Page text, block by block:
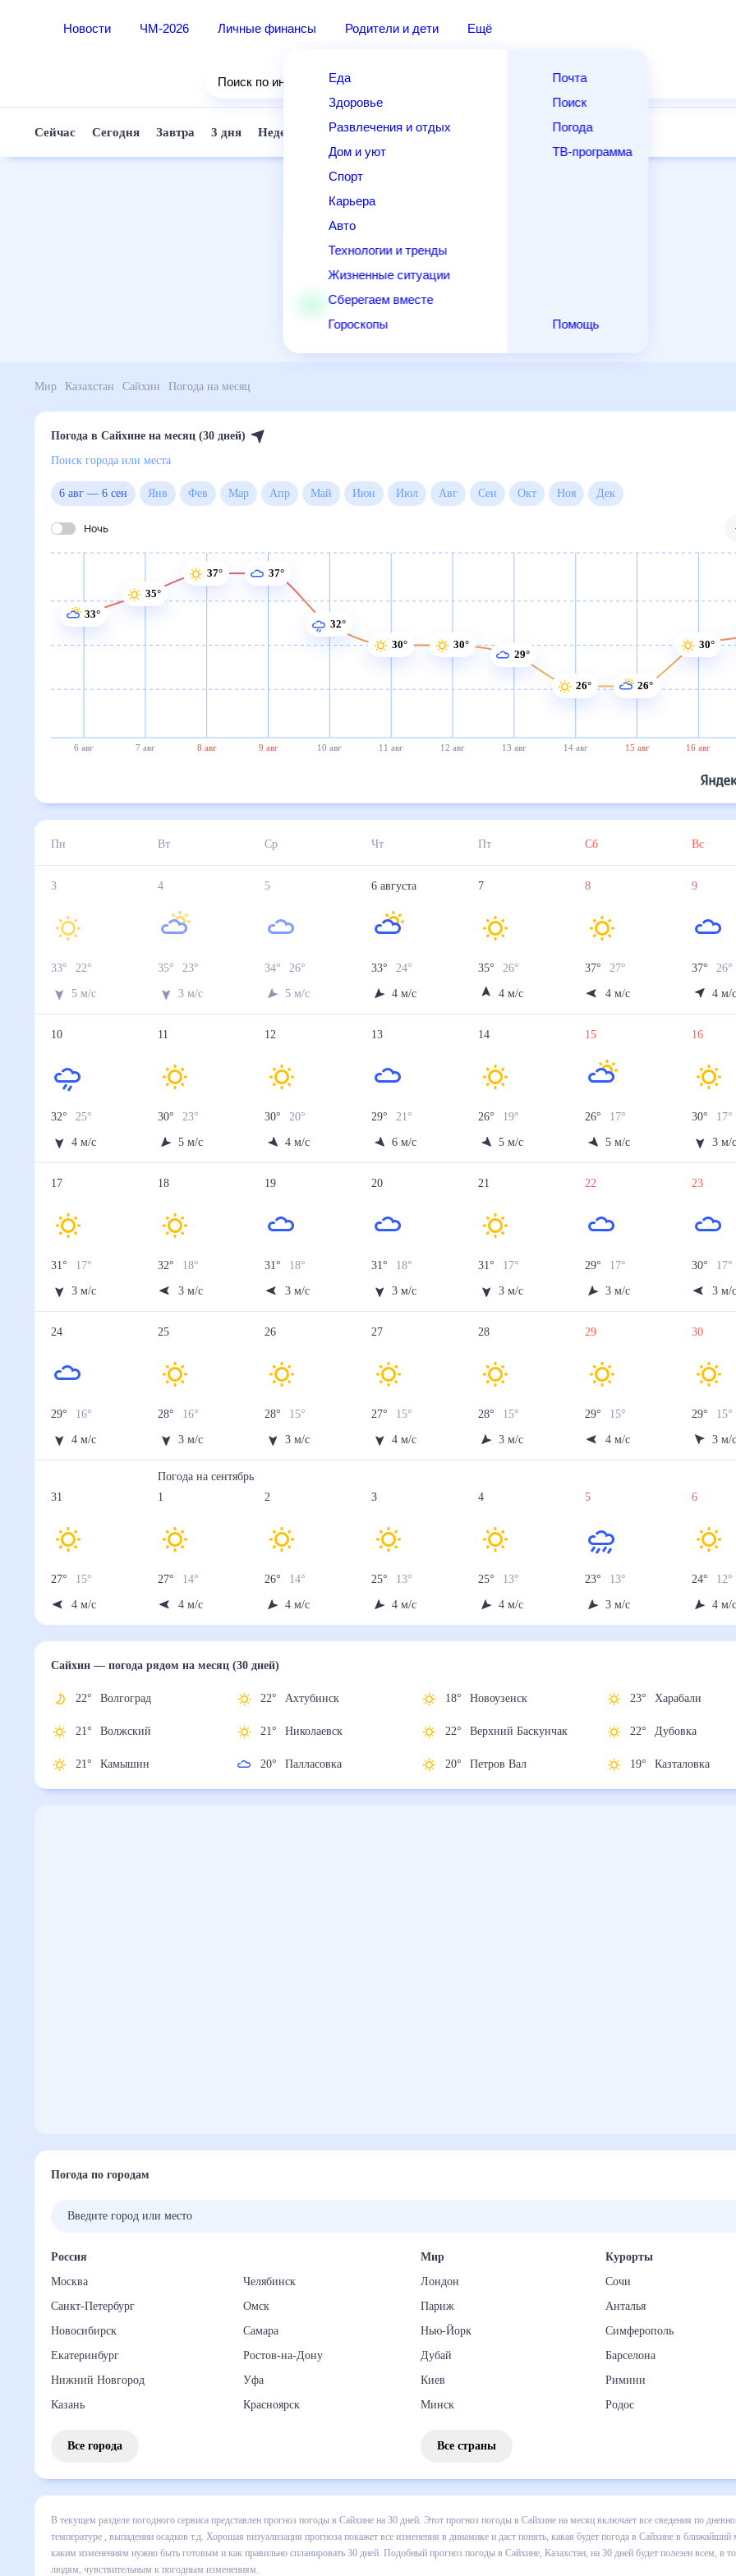
Новости ЧМ-2026 Личные финансы Родители и дети Ещё
Еда
Здоровье
Развлечения и отдых
Дом и уют
Спорт
Карьера
Авто
Технологии и тренды
Жизненные ситуации
Сберегаем вместе
Гороскопы
Почта
Поиск
Погода
ТВ-программа
Помощь
Поиск по интернету
Сейчас Сегодня Завтра 3 дня Неделя 10 дней 14 дней Выходные
Мир Казахстан Сайхин Погода на месяц
Погода в Сайхине на месяц (30 дней)
Поиск города или места
6 авг— 6 сен Янв Фев Мар Апр Май Июн Июл Авг Сен Окт Ноя
Ночь
6 авг 7 авг 8 авг 9 авг 10 авг 11 авг 12 авг 13 авг 14 авг 15 авг 16 авг
33°
35°
37° 37°
32°
30°
30°
29°
26° 26°
30°
Пн Вт Ср Чт Пт Сб Вс
3
33° 22°
5 м/с
4
35° 23°
3 м/с
5
34° 26
5 м/с
6 августа
33° 24
4 м/с
7
35° 26
4 м/с
8
37° 27°
4 м/с
9
37° 26
4 м/
10
32° 25°
4 м/с
11
30° 23
5 м/с
12
30° 20
4 м/с
13
29° 21°
6 м/с
14
26° 19°
5 м/с
15
26° 17°
5 м/с
16
30° 17°
3 м/
17
31° 17°
3 м/с
18
32° 18°
3 м/с
19
31° 18°
3 м/с
20
31° 18°
3 м/с
21
31° 17°
3 м/с
22
29° 17°
3 м/с
23
30° 17°
3 м/
24
29° 16°
4 м/с
25
28° 16°
3 м/с
26
28° 15°
3 м/с
27
27° 15°
4 м/с
28
28° 15°
3 м/с
29
29° 15°
4 м/с
30
29° 15°
3 м/
31
27° 15°
4 м/с
Погода насентябрь
1
27° 14°
4 м/с
2
26° 14°
4 м/с
3
25° 13°
4 м/с
4
25° 13°
4 м/с
5
23° 13°
3 м/с
6
24° 12°
4 м/
Сайхин— погода рядомна месяц (30 дней)
22° Волгоград
21° Волжский
21° Камышин
22° Ахтубинск
21° Николаевск
20° Палласовка
18° Новоузенск
22° Верхний Баскунчак
20° Петров Вал
23° Харабали
22° Дубовка
19° Казталовка
Погода по городам
Россия
Москва
Санкт-Петербург
Новосибирск
Екатеринбург
Нижний Новгород
Казань
Челябинск
Омск
Самара
Ростов-на-Дону
Уфа
Красноярск
Все города
Мир
Лондон
Париж
Нью-Йорк
Дубай
Киев
Минск
Курорты
Сочи
Анталья
Симферополь
Барселона
Римини
Родос
Все страны
В текущем разделе погодного сервиса представлен прогноз погоды в Сайхине на 30 дней. Этот прогноз погоды в Сайхине на
включает все сведения по дневной температуре , выпадении осадков т.д. Хорошая визуализация прогноза покажет все
динамике и даст понять, какая будет погода в Сайхине в ближайший месяц, к каким изменениям нужно быть готовым и как
спланировать 30 дней. Подобный прогноз погоды в Сайхине, Казахстан, на 30 дней будет полезен всем, в том числе людям,